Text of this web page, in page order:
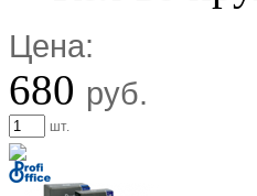
Цена:
680 руб.
шт.